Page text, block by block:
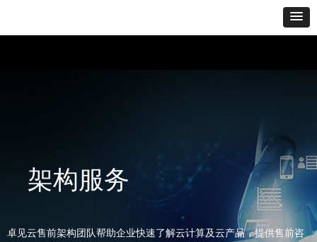
架构服务
卓见云售前架构团队帮助企业快速了解云计算及云产品，提供售前咨